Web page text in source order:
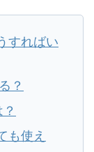
すればい
？
も使え